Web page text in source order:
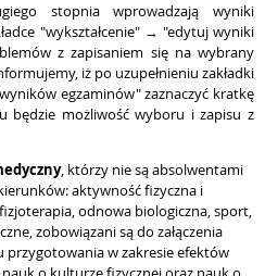
stopnia wprowadzają wyniki
"wykształcenie" → "edytuj wyniki
z zapisaniem się na wybrany
iż po uzupełnieniu zakładki
egzaminów" zaznaczyć kratkę
będzie możliwość wyboru i zapisu z
, którzy nie są absolwentami
aktywność fizyczna i
odnowa biologiczna, sport,
zobowiązani są do załączenia
przygotowania w zakresie efektów